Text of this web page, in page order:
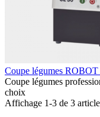
Coupe légumes
Coupe légumes
choix
Affichage 1-3 de 3